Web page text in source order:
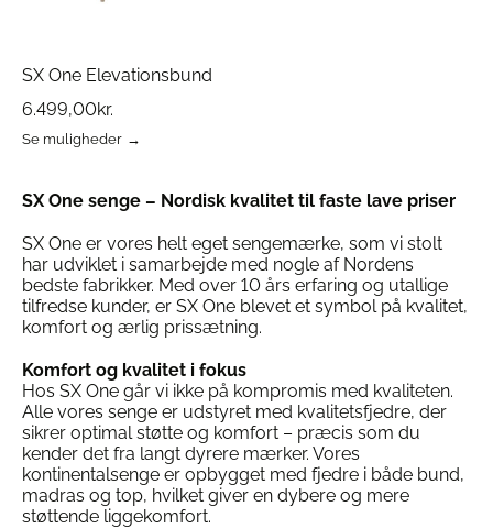
SX One Elevationsbund
6.499,00kr.
Se muligheder
har
varianter.
Mulighederne
kan
vælges
på
SX One senge – Nordisk kvalitet til faste lave priser
SX One er vores helt eget sengemærke, som vi stolt
har udviklet i samarbejde med nogle af Nordens
bedste fabrikker. Med over 10 års erfaring og utallige
tilfredse kunder, er SX One blevet et symbol på kvalitet,
komfort og ærlig prissætning.
Komfort og kvalitet i fokus
Hos SX One går vi ikke på kompromis med kvaliteten.
Alle vores senge er udstyret med kvalitetsfjedre, der
sikrer optimal støtte og komfort – præcis som du
kender det fra langt dyrere mærker. Vores
kontinentalsenge er opbygget med fjedre i både bund,
madras og top, hvilket giver en dybere og mere
støttende liggekomfort.